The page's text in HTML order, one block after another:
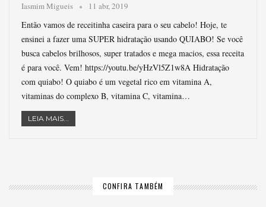
Iasmim Migueis 11 abr, 2019
Então vamos de receitinha caseira para o seu cabelo! Hoje, te
ensinei a fazer uma SUPER hidratação usando QUIABO! Se você
busca cabelos brilhosos, super tratados e mega macios, essa receita
é para você. Vem! https://youtu.be/yHzVl5Z1w8A Hidratação
com quiabo! O quiabo é um vegetal rico em vitamina A,
vitaminas do complexo B, vitamina C, vitamina…
LEIA MAIS...
CONFIRA TAMBÉM